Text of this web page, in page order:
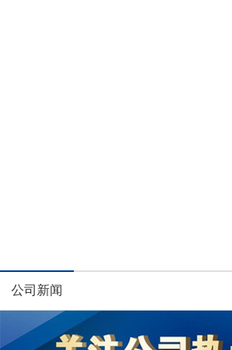
公司新闻